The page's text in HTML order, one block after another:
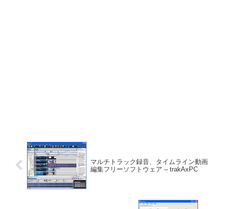
マルチトラック録音、タイムライン動画
編集フリーソフトウェア – trakAxPC